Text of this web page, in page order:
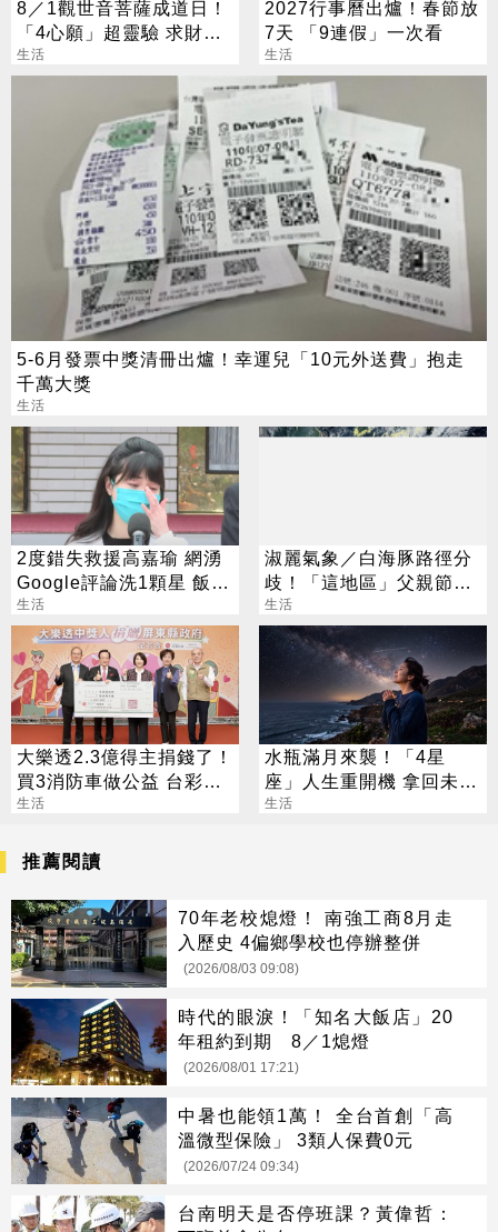
8／1觀世音菩薩成道日！
「4心願」超靈驗 求財供
品、禁忌一次看
生活
2027行事曆出爐！春節放
7天 「9連假」一次看
生活
5-6月發票中獎清冊出爐！幸運兒「10元外送費」抱走
千萬大獎
生活
2度錯失救援高嘉瑜 網湧
Google評論洗1顆星 飯店
回應了
生活
淑麗氣象／白海豚路徑分
歧！「這地區」父親節慎
防豪大雨
生活
大樂透2.3億得主捐錢了！
買3消防車做公益 台彩揭
幸運兒背景
生活
水瓶滿月來襲！「4星
座」人生重開機 拿回未來
方向盤
生活
推薦閱讀
70年老校熄燈！ 南強工商8月走
入歷史 4偏鄉學校也停辦整併
(2026/08/03 09:08)
時代的眼淚！「知名大飯店」20
年租約到期 8／1熄燈
(2026/08/01 17:21)
中暑也能領1萬！ 全台首創「高
溫微型保險」 3類人保費0元
(2026/07/24 09:34)
台南明天是否停班課？黃偉哲：